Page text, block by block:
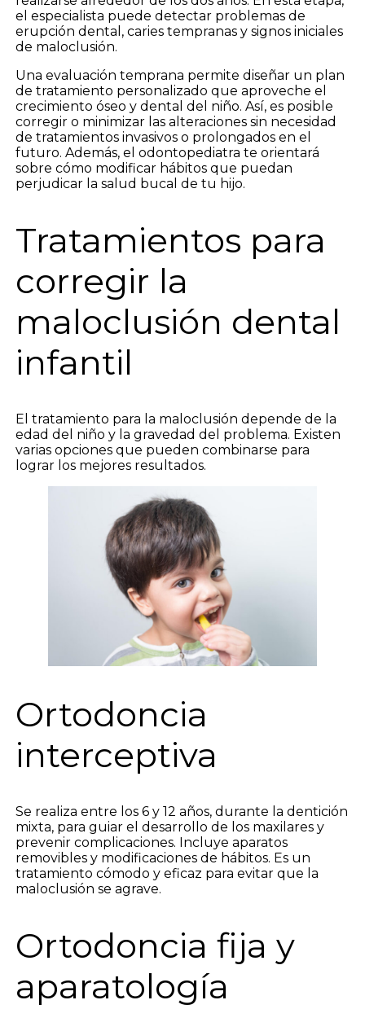
el especialista puede detectar problemas de
erupción dental, caries tempranas y signos iniciales
de maloclusión.
Una evaluación temprana permite diseñar un plan
de tratamiento personalizado que aproveche el
crecimiento óseo y dental del niño. Así, es posible
corregir o minimizar las alteraciones sin necesidad
de tratamientos invasivos o prolongados en el
futuro. Además, el odontopediatra te orientará
sobre cómo modificar hábitos que puedan
perjudicar la salud bucal de tu hijo.
Tratamientos para
corregir la
maloclusión dental
infantil
El tratamiento para la maloclusión depende de la
edad del niño y la gravedad del problema. Existen
varias opciones que pueden combinarse para
lograr los mejores resultados.
Ortodoncia
interceptiva
Se realiza entre los 6 y 12 años, durante la dentición
mixta, para guiar el desarrollo de los maxilares y
prevenir complicaciones. Incluye aparatos
removibles y modificaciones de hábitos. Es un
tratamiento cómodo y eficaz para evitar que la
maloclusión se agrave.
Ortodoncia fija y
aparatología